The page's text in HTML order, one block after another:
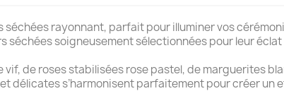
rayonnant, parfait pour illuminer vos
séchées soigneusement sélectionnées pour leur
de roses stabilisées rose pastel, de marguerites
délicates s’harmonisent parfaitement pour créer un